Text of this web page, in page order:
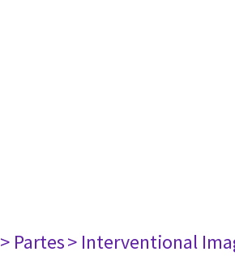
> Partes> Interventional